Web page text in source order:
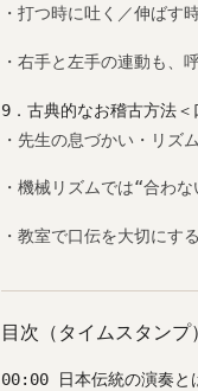
・打つ時に吐く／伸ばす
・右手と左手の連動も、
9．古典的なお稽古方法＜
・先生の息づかい・リズ
・機械リズムでは“合わ
・教室で口伝を大切にす
目次（タイムスタンプ）
00:00 日本伝統の演奏と